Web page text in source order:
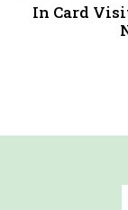
In Card